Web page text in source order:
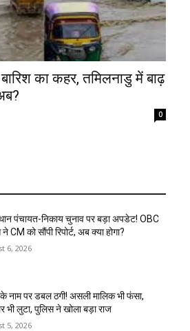
का कहर, तमिलनाडु में बाढ़
0
पंचायत-निकाय चुनाव पर बड़ा अपडेट! OBC
CM को सौंपी रिपोर्ट, अब क्या होगा?
6, 2026
के नाम पर डबल ठगी! असली मालिक भी फंसा,
भी लुटा, पुलिस ने खोला बड़ा राज
5, 2026